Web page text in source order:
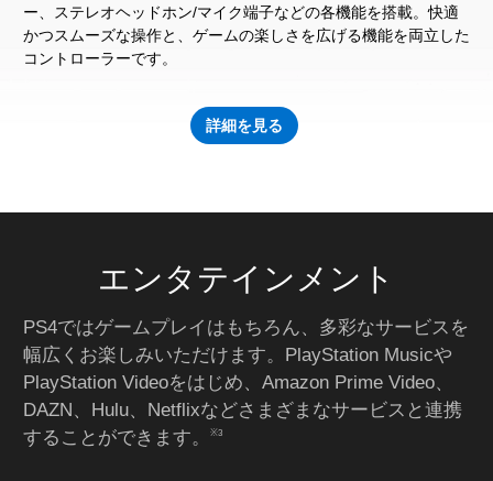
ー、ステレオヘッドホン/マイク端子などの各機能を搭載。快適
かつスムーズな操作と、ゲームの楽しさを広げる機能を両立した
コントローラーです。
詳細を見る
エンタテインメント
PS4ではゲームプレイはもちろん、多彩なサービスを
幅広くお楽しみいただけます。PlayStation Musicや
PlayStation Videoをはじめ、Amazon Prime Video、
DAZN、Hulu、Netflixなどさまざまなサービスと連携
することができます。
※3